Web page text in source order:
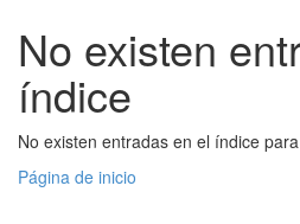
No existen
índice
No existen entradas en el índice
Página de inicio